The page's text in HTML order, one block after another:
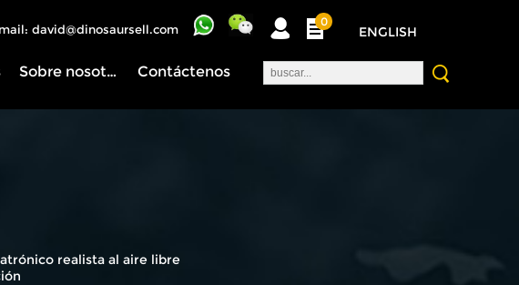
david@dinosaursell.com
0
ENGLISH
Sobre nosotros Contáctenos
realista al aire libre